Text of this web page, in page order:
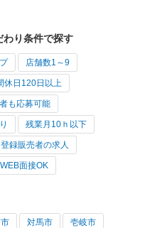
わり条件で探す
店舗数1～9
休日120日以上
も応募可能
残業月10ｈ以下
登録販売者の求人
WEB面接OK
対馬市 壱岐市